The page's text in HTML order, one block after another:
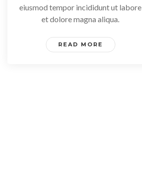
eiusmod tempor incididunt ut labore
et dolore magna aliqua.
READ MORE